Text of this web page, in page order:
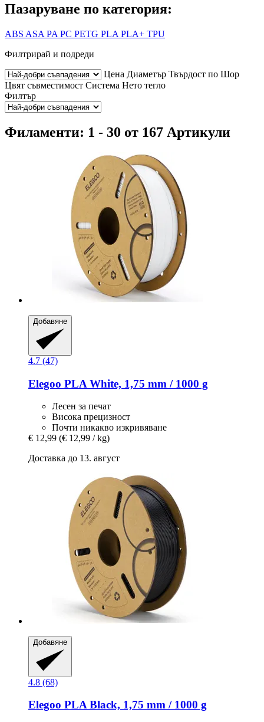
Пазаруване по категория:
ABS ASA PA PC PETG PLA PLA+ TPU
Филтрирай и подреди
Цена Диаметър Твърдост по Шор
Цвят съвместимост Система Нето тегло
Филтър
Филаменти: 1 - 30 от 167 Артикули
Добавяне
4.7 (47)
Elegoo PLA White, 1,75 mm / 1000 g
Лесен за печат
Висока прецизност
Почти никакво изкривяване
€ 12,99 (€ 12,99 / kg)
Доставка до 13. август
Добавяне
4.8 (68)
Elegoo PLA Black, 1,75 mm / 1000 g